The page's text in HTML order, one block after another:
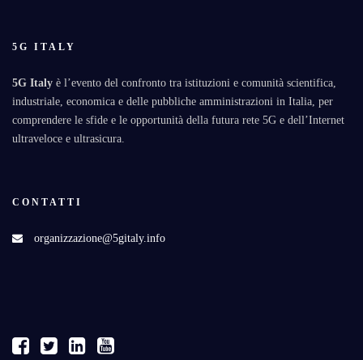
5G ITALY
5G Italy è l’evento del confronto tra istituzioni e comunità scientifica,
industriale, economica e delle pubbliche amministrazioni in Italia, per
comprendere le sfide e le opportunità della futura rete 5G e dell’Internet
ultraveloce e ultrasicura.
CONTATTI
organizzazione@5gitaly.info